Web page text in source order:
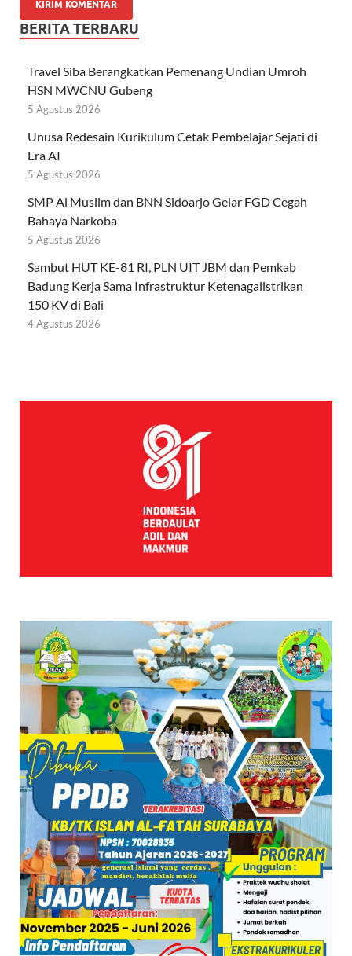
BERITA TERBARU
Travel Siba Berangkatkan Pemenang Undian Umroh
HSN MWCNU Gubeng
5 Agustus 2026
Unusa Redesain Kurikulum Cetak Pembelajar Sejati di
Era AI
5 Agustus 2026
SMP Al Muslim dan BNN Sidoarjo Gelar FGD Cegah
Bahaya Narkoba
5 Agustus 2026
Sambut HUT KE-81 RI, PLN UIT JBM dan Pemkab
Badung Kerja Sama Infrastruktur Ketenagalistrikan
150 KV di Bali
4 Agustus 2026